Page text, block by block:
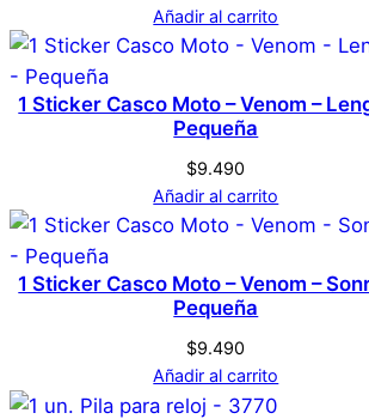
d
No hay valoraciones aún. Solo los
registrados que hayan comprado este
producto pueden hacer una valoración.
Acceder
Añadir al carrito
1 Sticker Casco Moto – Venom –
Pequeña
$9.490
Añadir al carrito
1 Sticker Casco Moto – Venom –
Pequeña
$9.490
Añadir al carrito